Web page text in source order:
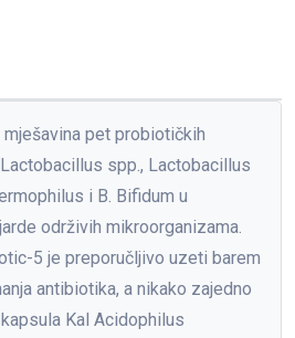
pet probiotičkih
spp., Lactobacillus
i B. Bifidum u
održivih mikroorganizama.
5 je preporučljivo uzeti barem
antibiotika, a nikako zajedno
Kal Acidophilus